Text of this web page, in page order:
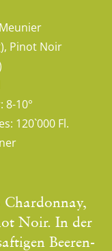
Pinot Noir
8-10°
120`000 Fl.
Noir. In der
Beeren-